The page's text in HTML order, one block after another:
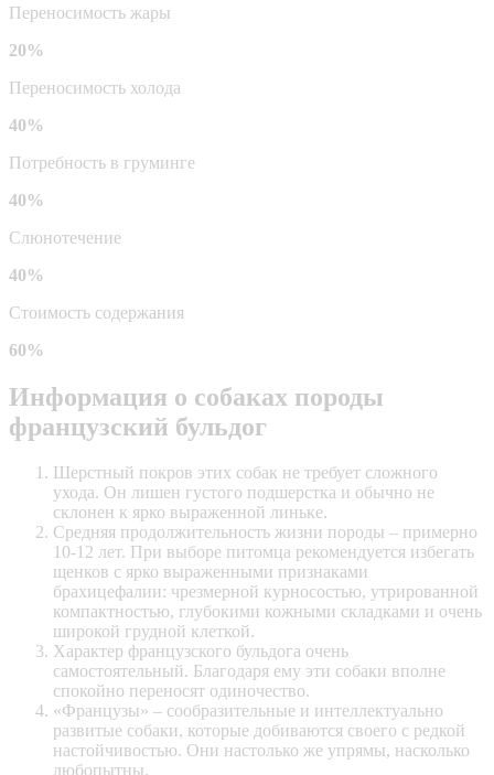
Переносимость жары
20%
Переносимость холода
40%
Потребность в груминге
40%
Слюнотечение
40%
Стоимость содержания
60%
Информация о собаках породы
французский бульдог
Шерстный покров этих собак не требует сложного
ухода. Он лишен густого подшерстка и обычно не
склонен к ярко выраженной линьке.
Средняя продолжительность жизни породы – примерно
10-12 лет. При выборе питомца рекомендуется избегать
щенков с ярко выраженными признаками
брахицефалии: чрезмерной курносостью, утрированной
компактностью, глубокими кожными складками и очень
широкой грудной клеткой.
Характер французского бульдога очень
самостоятельный. Благодаря ему эти собаки вполне
спокойно переносят одиночество.
«Французы» – сообразительные и интеллектуально
развитые собаки, которые добиваются своего с редкой
настойчивостью. Они настолько же упрямы, насколько
любопытны.